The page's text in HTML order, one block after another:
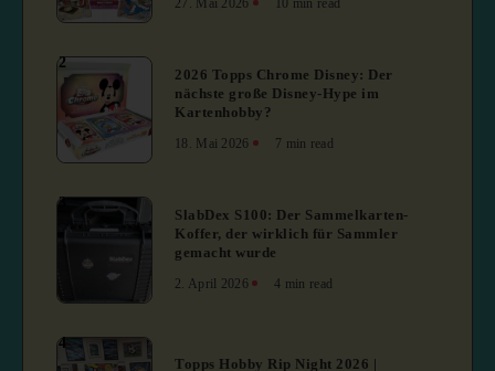
2
2026 Topps Chrome Disney: Der
nächste große Disney-Hype im
Kartenhobby?
18. Mai 2026 7 min read
3
SlabDex S100: Der Sammelkarten-
Koffer, der wirklich für Sammler
gemacht wurde
2. April 2026 4 min read
4
Topps Hobby Rip Night 2026 |